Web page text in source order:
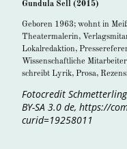
Gundula Sell (2015)
Geboren 1963; wohnt in
Theatermalerin,
Lokalredaktion,
Wissenschaftliche
schreibt Lyrik, Prosa,
Fotocredit
BY-SA 3.0 de, https://
curid=19258011